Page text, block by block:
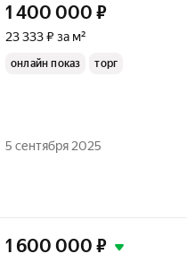
1 400 000 ₽
23 333 ₽ за м²
онлайн показ торг
5 сентября 2025
1 600 000 ₽